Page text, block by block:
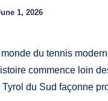
1, 2026
du tennis
commence loin
du Sud façonne